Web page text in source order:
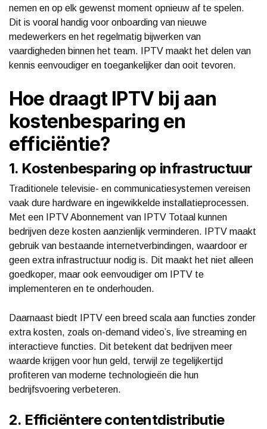
nemen en op elk gewenst moment opnieuw af te spelen.
Dit is vooral handig voor onboarding van nieuwe
medewerkers en het regelmatig bijwerken van
vaardigheden binnen het team. IPTV maakt het delen van
kennis eenvoudiger en toegankelijker dan ooit tevoren.
Hoe draagt IPTV bij aan
kostenbesparing en
efficiëntie?
1. Kostenbesparing op infrastructuur
Traditionele televisie- en communicatiesystemen vereisen
vaak dure hardware en ingewikkelde installatieprocessen.
Met een IPTV Abonnement van IPTV Totaal kunnen
bedrijven deze kosten aanzienlijk verminderen. IPTV maakt
gebruik van bestaande internetverbindingen, waardoor er
geen extra infrastructuur nodig is. Dit maakt het niet alleen
goedkoper, maar ook eenvoudiger om IPTV te
implementeren en te onderhouden.
Daarnaast biedt IPTV een breed scala aan functies zonder
extra kosten, zoals on-demand video’s, live streaming en
interactieve functies. Dit betekent dat bedrijven meer
waarde krijgen voor hun geld, terwijl ze tegelijkertijd
profiteren van moderne technologieën die hun
bedrijfsvoering verbeteren.
2. Efficiëntere contentdistributie